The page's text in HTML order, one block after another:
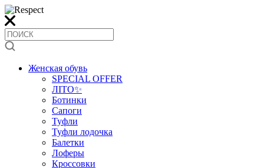
Женская обувь
SPECIAL OFFER
ЛІТО✨
Ботинки
Сапоги
Туфли
Туфли лодочка
Балетки
Лоферы
Кроссовки